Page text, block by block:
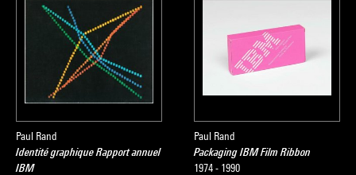
Paul Rand
Identité graphique Rapport annuel
IBM
Paul Rand
Packaging IBM Film Ribbon
1974 - 1990